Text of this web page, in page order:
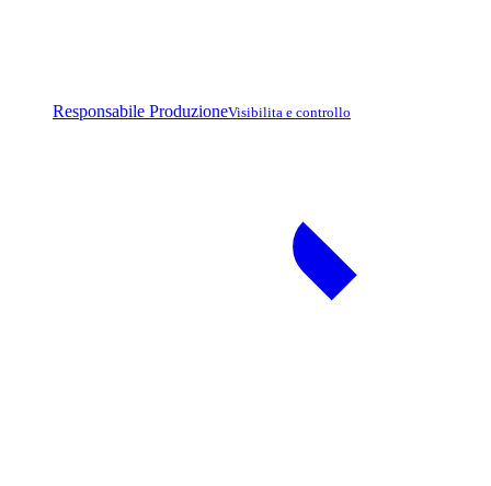
Responsabile ProduzioneVisibilita e controllo